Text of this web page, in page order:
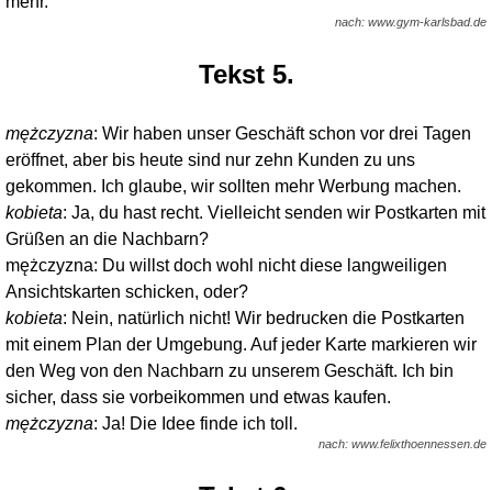
nach: www.gym-karlsbad.de
Tekst 5.
mężczyzna: Wir haben unser Geschäft schon vor drei Tagen
eröffnet, aber bis heute sind nur zehn Kunden zu uns
gekommen. Ich glaube, wir sollten mehr Werbung machen.
kobieta: Ja, du hast recht. Vielleicht senden wir Postkarten mit
Grüßen an die Nachbarn?
mężczyzna: Du willst doch wohl nicht diese langweiligen
Ansichtskarten schicken, oder?
kobieta: Nein, natürlich nicht! Wir bedrucken die Postkarten
mit einem Plan der Umgebung. Auf jeder Karte markieren wir
den Weg von den Nachbarn zu unserem Geschäft. Ich bin
sicher, dass sie vorbeikommen und etwas kaufen.
mężczyzna: Ja! Die Idee finde ich toll.
nach: www.felixthoennessen.de